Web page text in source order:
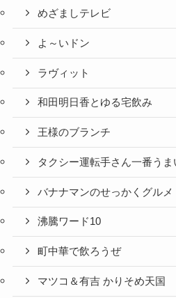
めざましテレビ
よ～いドン
ラヴィット
和田明日香とゆる宅飲み
王様のブランチ
タクシー運転手さん一番うま
バナナマンのせっかくグルメ
沸騰ワード10
町中華で飲ろうぜ
マツコ＆有吉 かりそめ天国